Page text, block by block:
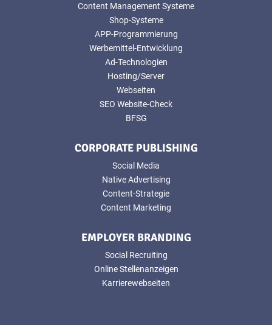
Content Management Systeme
Shop-Systeme
APP-Programmierung
Werbemittel-Entwicklung
Ad-Technologien
Hosting/Server
Webseiten
SEO Website-Check
BFSG
CORPORATE PUBLISHING
Social Media
Native Advertising
Content-Strategie
Content Marketing
EMPLOYER BRANDING
Social Recruiting
Online Stellenanzeigen
Karrierewebseiten